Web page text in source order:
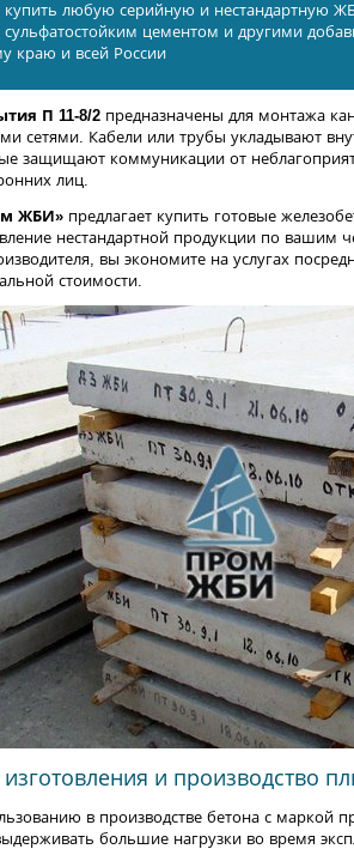
любую серийную и нестандартную
цементом и другими
краю и всей России
П 11-8/2 предназначены для монтажа
сетями. Кабели или трубы укладывают
защищают коммуникации от
лиц.
ЖБИ» предлагает купить готовые
нестандартной продукции по
вы экономите на услугах
стоимости.
и производство
в производстве бетона с маркой
большие нагрузки во время